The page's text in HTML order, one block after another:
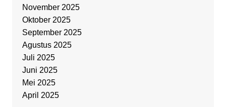
November 2025
Oktober 2025
September 2025
Agustus 2025
Juli 2025
Juni 2025
Mei 2025
April 2025